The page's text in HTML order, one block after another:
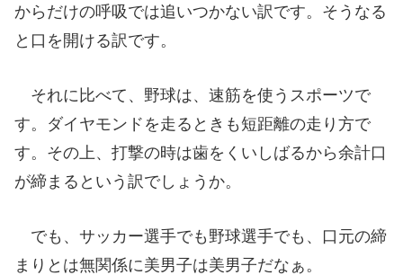
からだけの呼吸では追いつかない訳です。そうなる
と口を開ける訳です。
それに比べて、野球は、速筋を使うスポーツで
す。ダイヤモンドを走るときも短距離の走り方で
す。その上、打撃の時は歯をくいしばるから余計口
が締まるという訳でしょうか。
でも、サッカー選手でも野球選手でも、口元の締
まりとは無関係に美男子は美男子だなぁ。